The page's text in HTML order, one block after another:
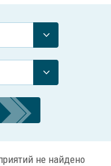
не найдено